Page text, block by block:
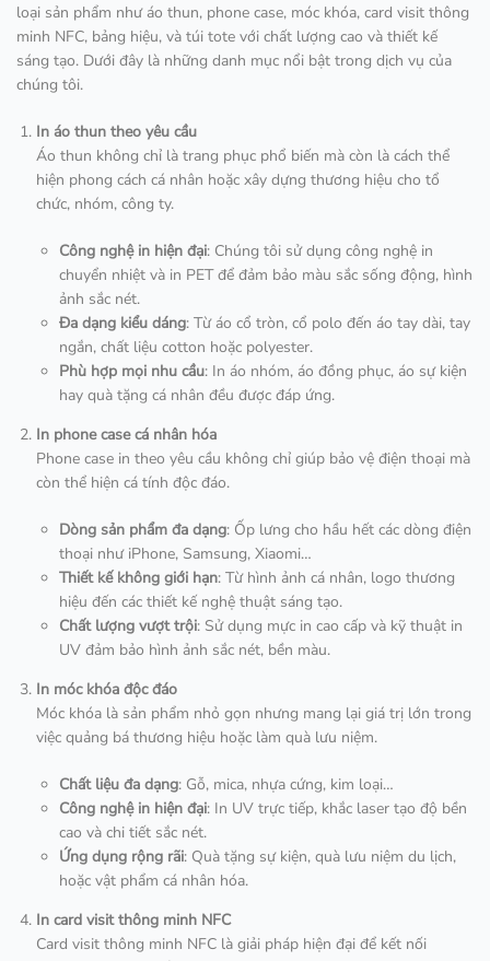
loại sản phẩm như áo thun, phone case, móc khóa, card visit thông
minh NFC, bảng hiệu, và túi tote với chất lượng cao và thiết kế
sáng tạo. Dưới đây là những danh mục nổi bật trong dịch vụ của
chúng tôi.
In áo thun theo yêu cầu
Áo thun không chỉ là trang phục phổ biến mà còn là cách thể
hiện phong cách cá nhân hoặc xây dựng thương hiệu cho tổ
chức, nhóm, công ty.
Công nghệ in hiện đại: Chúng tôi sử dụng công nghệ in
chuyển nhiệt và in PET để đảm bảo màu sắc sống động, hình
ảnh sắc nét.
Đa dạng kiểu dáng: Từ áo cổ tròn, cổ polo đến áo tay dài, tay
ngắn, chất liệu cotton hoặc polyester.
Phù hợp mọi nhu cầu: In áo nhóm, áo đồng phục, áo sự kiện
hay quà tặng cá nhân đều được đáp ứng.
In phone case cá nhân hóa
Phone case in theo yêu cầu không chỉ giúp bảo vệ điện thoại mà
còn thể hiện cá tính độc đáo.
Dòng sản phẩm đa dạng: Ốp lưng cho hầu hết các dòng điện
thoại như iPhone, Samsung, Xiaomi…
Thiết kế không giới hạn: Từ hình ảnh cá nhân, logo thương
hiệu đến các thiết kế nghệ thuật sáng tạo.
Chất lượng vượt trội: Sử dụng mực in cao cấp và kỹ thuật in
UV đảm bảo hình ảnh sắc nét, bền màu.
In móc khóa độc đáo
Móc khóa là sản phẩm nhỏ gọn nhưng mang lại giá trị lớn trong
việc quảng bá thương hiệu hoặc làm quà lưu niệm.
Chất liệu đa dạng: Gỗ, mica, nhựa cứng, kim loại…
Công nghệ in hiện đại: In UV trực tiếp, khắc laser tạo độ bền
cao và chi tiết sắc nét.
Ứng dụng rộng rãi: Quà tặng sự kiện, quà lưu niệm du lịch,
hoặc vật phẩm cá nhân hóa.
In card visit thông minh NFC
Card visit thông minh NFC là giải pháp hiện đại để kết nối